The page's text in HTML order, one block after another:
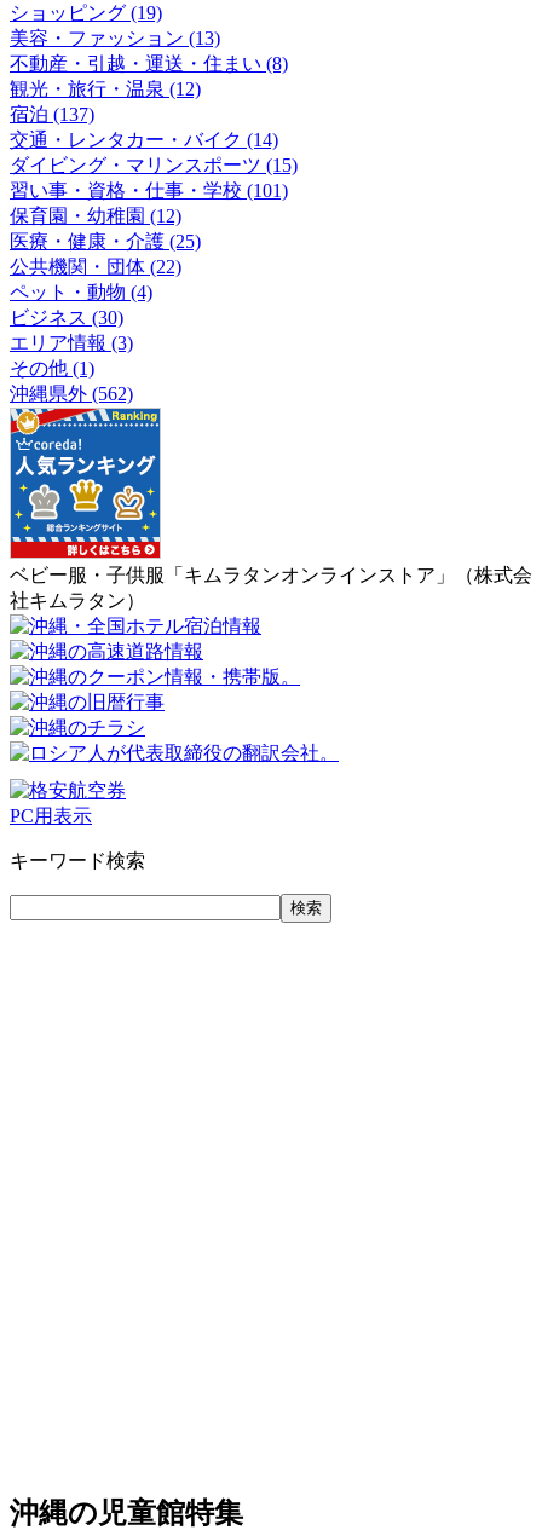
ショッピング (19)
美容・ファッション (13)
不動産・引越・運送・住まい (8)
観光・旅行・温泉 (12)
宿泊 (137)
交通・レンタカー・バイク (14)
ダイビング・マリンスポーツ (15)
習い事・資格・仕事・学校 (101)
保育園・幼稚園 (12)
医療・健康・介護 (25)
公共機関・団体 (22)
ペット・動物 (4)
ビジネス (30)
エリア情報 (3)
その他 (1)
沖縄県外 (562)
ベビー服・子供服「キムラタンオンラインストア」（株式会
社キムラタン）
PC用表示
キーワード検索
沖縄の児童館特集